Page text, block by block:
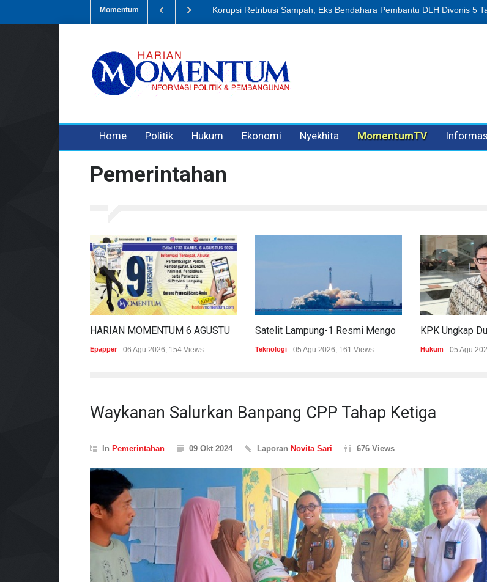
Momentum
Eks Bendahara Pembantu DLH Divonis 5 Tahun Dugaan Penipuan Oleh Oknum Kadis, Kuasa Hukum Pelapor
Home Politik Hukum Ekonomi Nyekhita MomentumTV
Pemerintahan
Epapper 06 Agu 2026, 154 Views Teknologi 05 Agu 2026, 161 Views Hukum 05 Agu
Waykanan Salurkan Banpang CPP Tahap Ketiga
In Pemerintahan 09 Okt 2024 Laporan Novita Sari 676 Views